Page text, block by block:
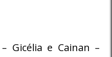
Gicélia e Cainan –